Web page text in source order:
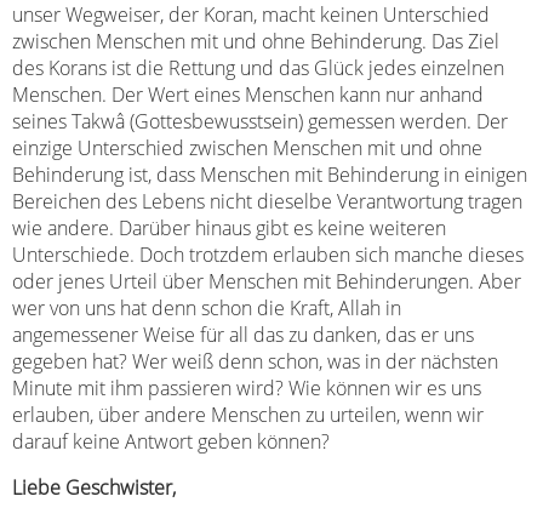
unser Wegweiser, der Koran, macht keinen Unterschied
zwischen Menschen mit und ohne Behinderung. Das Ziel
des Korans ist die Rettung und das Glück jedes einzelnen
Menschen. Der Wert eines Menschen kann nur anhand
seines Takwâ (Gottesbewusstsein) gemessen werden. Der
einzige Unterschied zwischen Menschen mit und ohne
Behinderung ist, dass Menschen mit Behinderung in einigen
Bereichen des Lebens nicht dieselbe Verantwortung tragen
wie andere. Darüber hinaus gibt es keine weiteren
Unterschiede. Doch trotzdem erlauben sich manche dieses
oder jenes Urteil über Menschen mit Behinderungen. Aber
wer von uns hat denn schon die Kraft, Allah in
angemessener Weise für all das zu danken, das er uns
gegeben hat? Wer weiß denn schon, was in der nächsten
Minute mit ihm passieren wird? Wie können wir es uns
erlauben, über andere Menschen zu urteilen, wenn wir
darauf keine Antwort geben können?
Liebe Geschwister,